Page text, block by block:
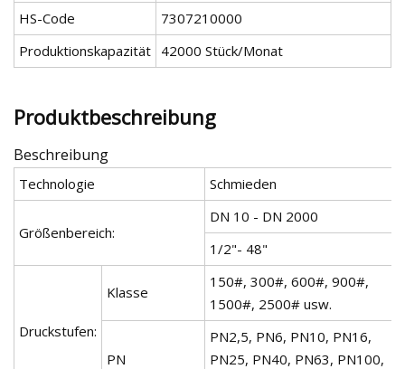
HS-Code
7307210000
Produktionskapazität 42000 Stück/Monat
Produktbeschreibung
Beschreibung
Technologie Schmieden
Größenbereich:
DN 10 - DN 2000
1/2"- 48"
Druckstufen:
Klasse
150#, 300#, 600#, 900#,
1500#, 2500# usw.
PN
PN2,5, PN6, PN10, PN16,
PN25, PN40, PN63, PN100,